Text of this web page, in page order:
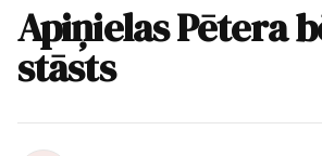
Apiņielas Pētera
stāsts